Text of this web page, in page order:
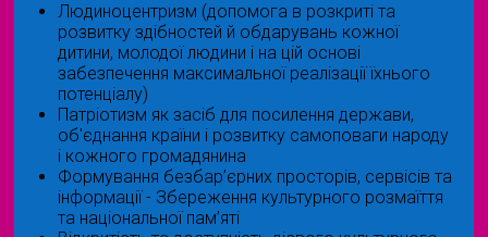
Людиноцентризм (допомога в розкриті та
розвитку здібностей й обдарувань кожної
дитини, молодої людини і на цій основі
забезпечення максимальної реалізації їхнього
потенціалу)
Патріотизм як засіб для посилення держави,
об'єднання країни і розвитку самоповаги народу
і кожного громадянина
Формування безбар’єрних просторів, сервісів та
інформації - Збереження культурного розмаїття
та національної пам’яті